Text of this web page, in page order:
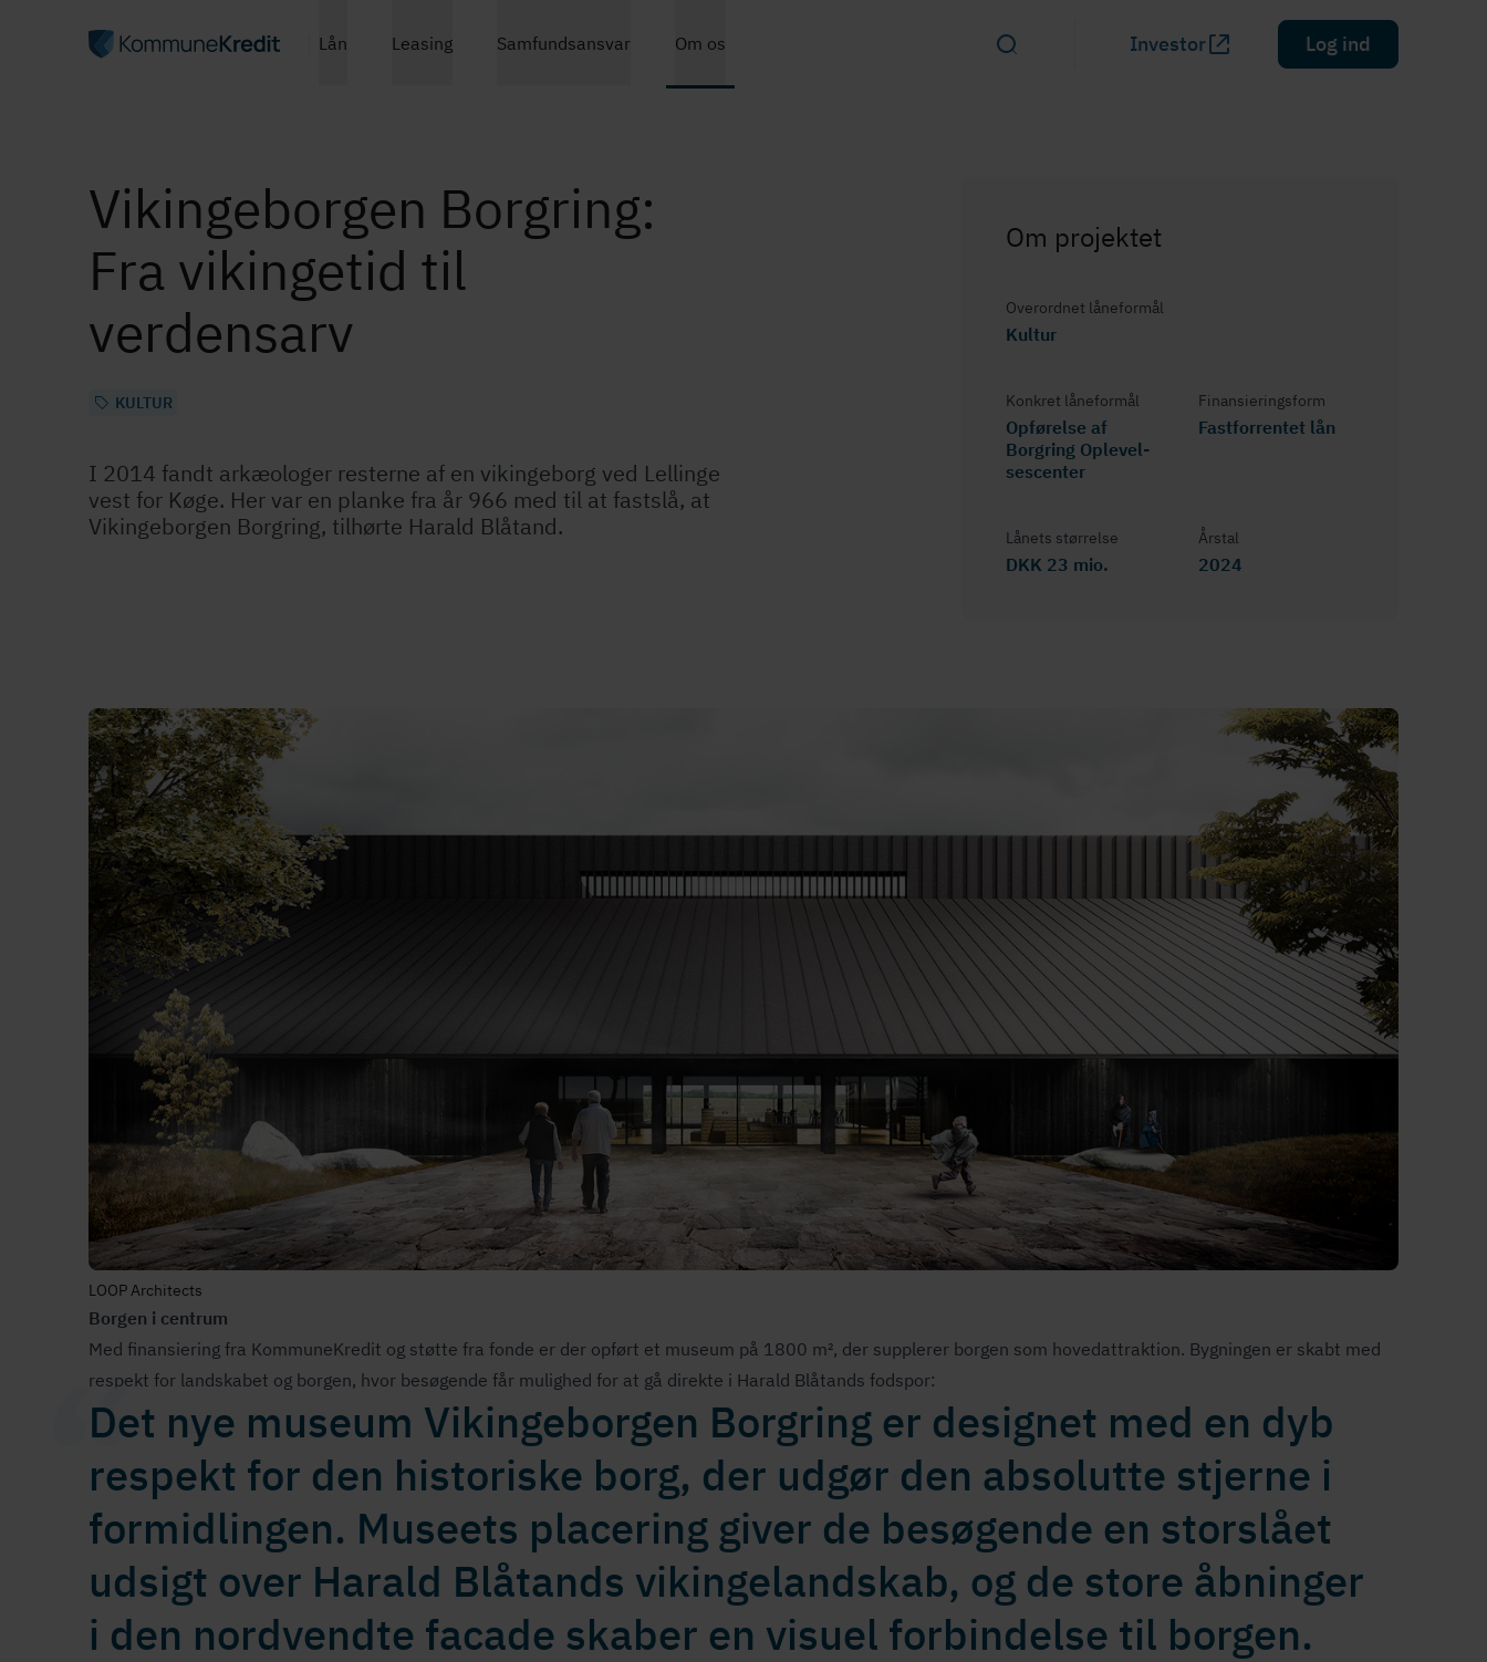
Lån Leasing Samfundsansvar Om os Investor Log ind
Vikingeborgen Borgring:
Fra vikingetid til
verdensarv
KULTUR
I 2014 fandt arkæologer resterne af en vikingeborg ved Lellinge
vest for Køge. Her var en planke fra år 966 med til at fastslå, at
Vikingeborgen Borgring, tilhørte Harald Blåtand.
Om projektet
Overordnet låneformål
Kultur
Konkret låneformål
Opførelse af
Borgring Op­le­vel­
ses­cen­ter
Fi­nan­si­e­rings­form
Fastforrentet lån
Lånets størrelse
DKK 23 mio.
Årstal
2024
LOOP Architects
Borgen i centrum
Med finansiering fra KommuneKredit og støtte fra fonde er der opført et museum på 1800 m², der supplerer borgen som ho­ve­d­at­trak­tion. Bygningen er skabt med
respekt for landskabet og borgen, hvor besøgende får mulighed for at gå direkte i Harald Blåtands fodspor:
Det nye museum Vikingeborgen Borgring er designet med en dyb
respekt for den historiske borg, der udgør den absolutte stjerne i
formidlingen. Museets placering giver de besøgende en storslået
udsigt over Harald Blåtands vikin­geland­skab, og de store åbninger
i den nordvendte facade skaber en visuel forbindelse til borgen.